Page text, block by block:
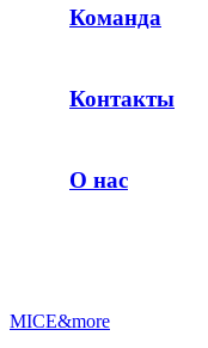
Команда
Контакты
О нас
MICE&more